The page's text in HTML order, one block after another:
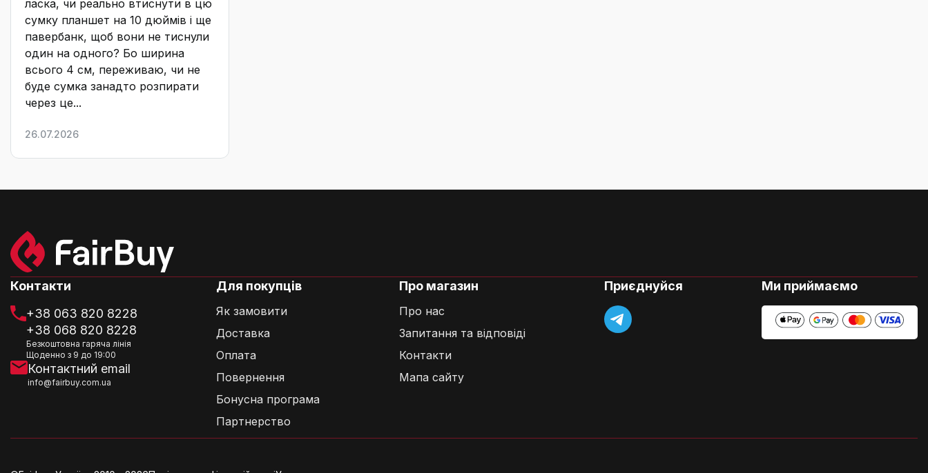
ласка, чи реально втиснути в цю
сумку планшет на 10 дюймів і ще
павербанк, щоб вони не тиснули
один на одного? Бо ширина
всього 4 см, переживаю, чи не
буде сумка занадто розпирати
через це...
26.07.2026
Контакти
+38 063 820 8228
+38 068 820 8228
Безкоштовна гаряча лінія
Щоденно з 9 до 19:00
Контактний email
info@fairbuy.com.ua
Для покупців
Як замовити
Доставка
Оплата
Повернення
Бонусна програма
Партнерство
Про магазин
Про нас
Запитання та відповіді
Контакти
Мапа сайту
Приєднуйся Ми приймаємо